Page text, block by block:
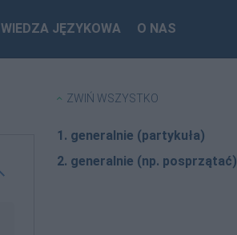
WIEDZA JĘZYKOWA O NAS
ZWIŃ WSZYSTKO
1. generalnie (partykuła)
2. generalnie (np. posprzątać)